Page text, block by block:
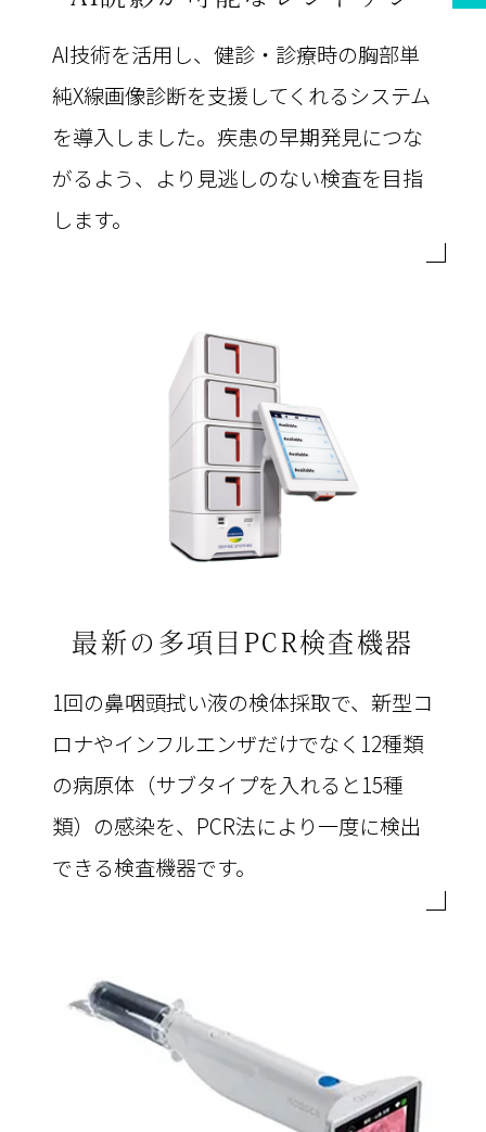
AI技術を活用し、健診・診療時の胸部単
純X線画像診断を支援してくれるシステム
を導入しました。疾患の早期発見につな
がるよう、より見逃しのない検査を目指
します。
最新の多項目 PCR検査機器
1回の鼻咽頭拭い液の検体採取で、新型コ
ロナやインフルエンザだけでなく12種類
の病原体（サブタイプを入れると15種
類）の感染を、PCR法により一度に検出
できる検査機器です。